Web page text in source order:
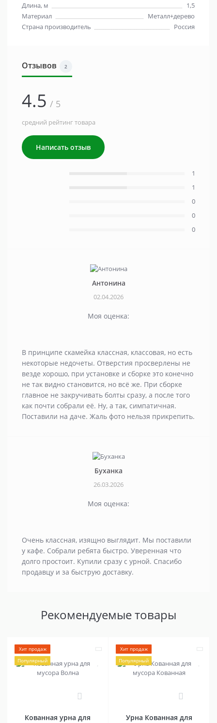
Длина, м
1,5
Материал
Металл+дерево
Страна производитель
Россия
Отзывов 2
4.5 / 5
средний рейтинг товара
Написать отзыв
1
1
0
0
0
Антонина
02.04.2026
Моя оценка:
В принципе скамейка классная, классовая, но есть
некоторые недочеты. Отверстия просверлены не
везде хорошо, при установке и сборке это конечно
не так видно становится, но всё же. При сборке
главное не закручивать болты сразу, а после того
как почти собрали её. Ну, а так, симпатичная.
Поставили на даче. Жаль фото нельзя прикрепить.
Буханка
26.03.2026
Моя оценка:
Очень классная, изящно выглядит. Мы поставили
у кафе. Собрали ребята быстро. Уверенная что
долго простоит. Купили сразу с урной. Спасибо
продавцу и за быструю доставку.
Рекомендуемые товары
Хит продаж
Популярный
Кованная урна для
Хит продаж
Популярный
Урна Кованная для